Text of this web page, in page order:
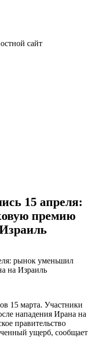
сайт
15 апреля:
премию
15 марта. Участники
нападения Ирана на
правительство
ущерб, сообщает